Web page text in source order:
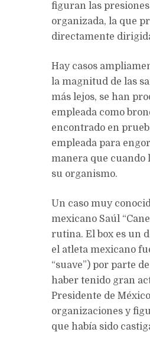
figuran las
organizada, la que
directamente
Hay casos
la magnitud de las
más lejos, se han
empleada como
encontrado en
empleada para
manera que cuando
su organismo.
Un caso muy
mexicano Saúl
rutina. El box es un
el atleta mexicano
“suave”) por parte
haber tenido gran
Presidente de
organizaciones y
que había sido